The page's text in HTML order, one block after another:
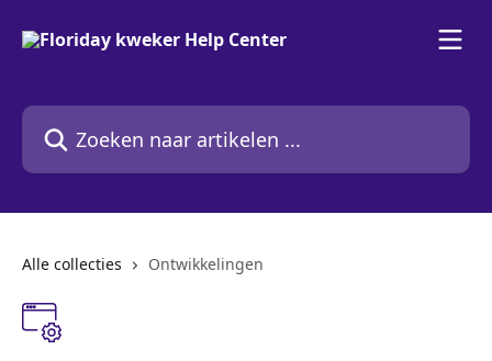
Zoeken naar artikelen ...
Alle collecties Ontwikkelingen